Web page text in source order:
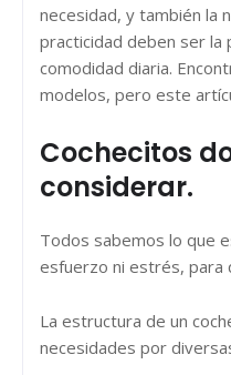
necesidad, y también la
practicidad deben ser la
comodidad diaria.
modelos, pero este
Cochecitos
considerar.
Todos sabemos lo que
esfuerzo ni estrés, para
La estructura de un
necesidades por